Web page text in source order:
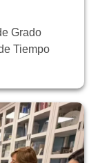
Grado
Tiempo